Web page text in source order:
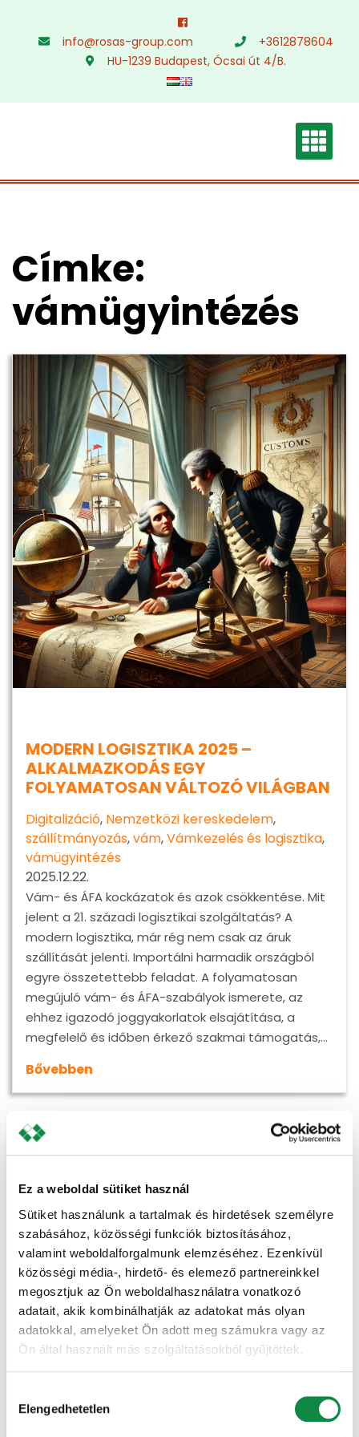
Ez a weboldal sütiket használ
Sütiket használunk a tartalmak és hirdetések személyre
szabásához, közösségi funkciók biztosításához,
valamint weboldalforgalmunk elemzéséhez. Ezenkívül
közösségi média-, hirdető- és elemező partnereinkkel
megosztjuk az Ön weboldalhasználatra vonatkozó
adatait, akik kombinálhatják az adatokat más olyan
adatokkal, amelyeket Ön adott meg számukra vagy az
Ön által használt más szolgáltatásokból gyűjtöttek.
kiválasztása
Elengedhetetlen
content
info@rosas-group.com
+3612878604
HU-1239 Budapest, Ócsai út 4/B.
Címke:
vámügyintézés
MODERN LOGISZTIKA 2025 –
ALKALMAZKODÁS EGY
FOLYAMATOSAN VÁLTOZÓ VILÁGBAN
Digitalizáció, Nemzetközi kereskedelem,
szállítmányozás,vám,Vámkezelés és logisztika,
vámügyintézés
2025.12.22.
Vám- és ÁFA kockázatok és azok csökkentése. Mit
jelent a 21. századi logisztikai szolgáltatás? A
modern logisztika, már rég nem csak az áruk
szállítását jelenti. Importálni harmadik országból
egyre összetettebb feladat. A folyamatosan
megújuló vám- és ÁFA-szabályok ismerete, az
ehhez igazodó joggyakorlatok elsajátítása, a
megfelelő és időben érkező szakmai támogatás,…
Bővebben